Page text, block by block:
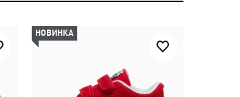
НОВИНКА